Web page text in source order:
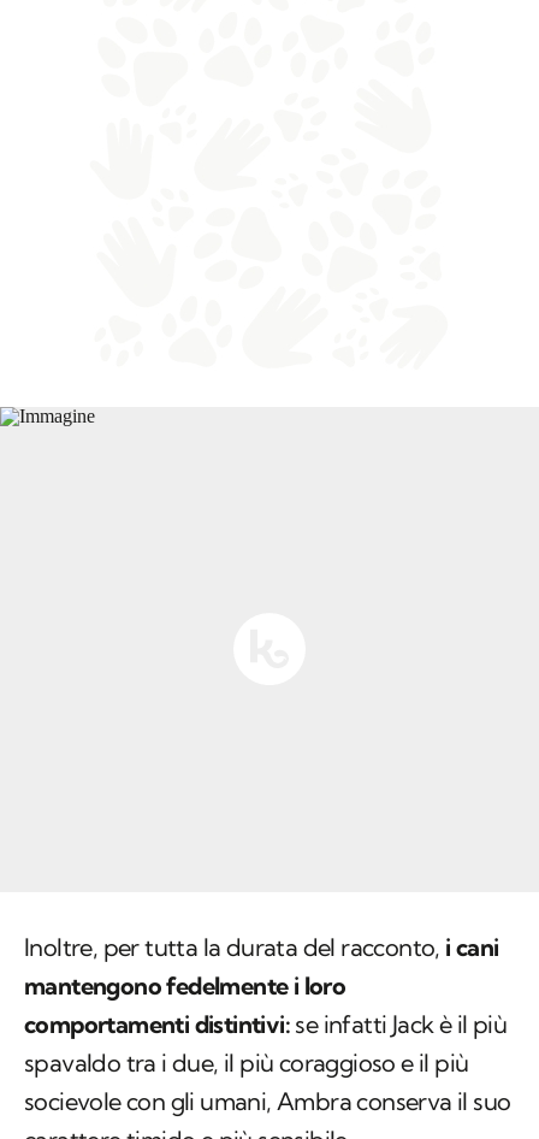
Inoltre, per tutta la durata del racconto, i cani
mantengono fedelmente i loro
comportamenti distintivi: se infatti Jack è il più
spavaldo tra i due, il più coraggioso e il più
socievole con gli umani, Ambra conserva il suo